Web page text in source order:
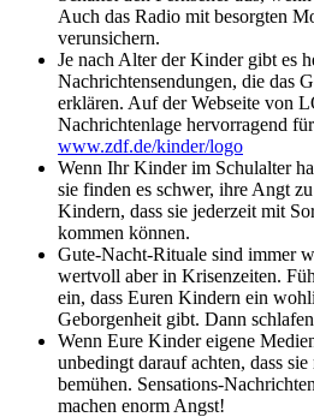
Auch das Radio mit besorgten
verunsichern.
Je nach Alter der Kinder gibt es
Nachrichtensendungen, die das
erklären. Auf der Webseite von
Nachrichtenlage hervorragend
www.zdf.de/kinder/logo
Wenn Ihr Kinder im Schulalter
sie finden es schwer, ihre Angt
Kindern, dass sie jederzeit mit
kommen können.
Gute-Nacht-Rituale sind immer
wertvoll aber in Krisenzeiten.
ein, dass Euren Kindern ein
Geborgenheit gibt. Dann
Wenn Eure Kinder eigene
unbedingt darauf achten, dass
bemühen. Sensations-
machen enorm Angst!